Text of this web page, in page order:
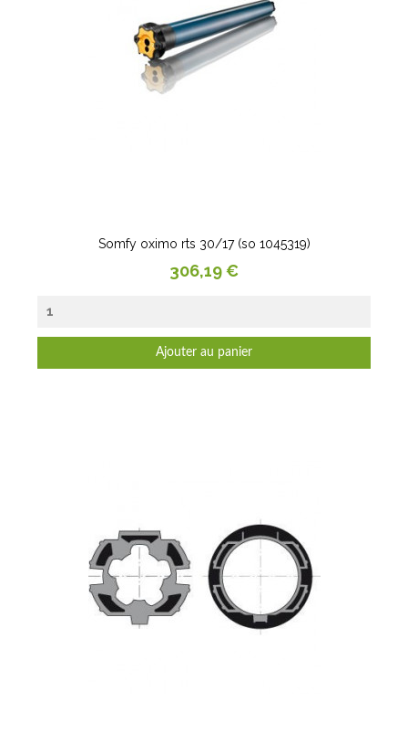
Somfy oximo rts 30/17 (so 1045319)
Prix
306,19 €
Ajouter au panier